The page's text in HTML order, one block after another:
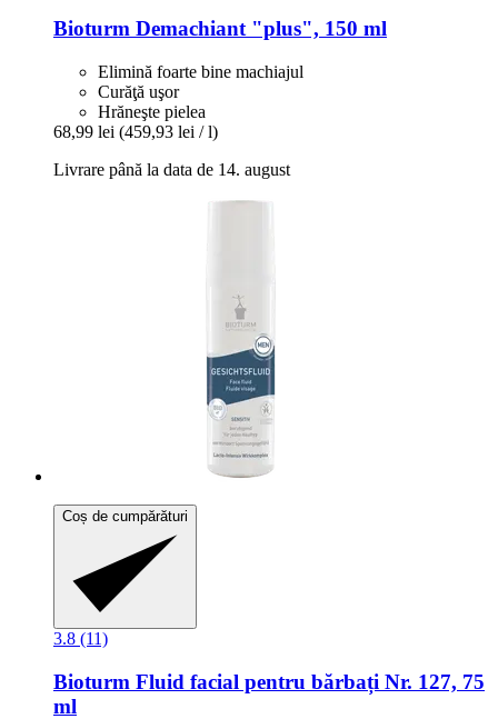
Bioturm Demachiant "plus", 150 ml
Elimină foarte bine machiajul
Curăţă uşor
Hrăneşte pielea
68,99 lei (459,93 lei / l)
Livrare până la data de 14. august
Coș de cumpărături
3.8 (11)
Bioturm Fluid facial pentru bărbați Nr. 127, 75
ml